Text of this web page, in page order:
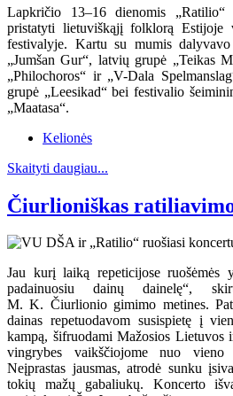
Lapkričio 13–16 dienomis „Ratilio“
pristatyti lietuviškąjį folklorą Estijoje
festivalyje. Kartu su mumis
„Jumšan Gur“, latvių grupė „Teikas
„Philochoros“ ir „V-Dala
grupė „Leesikad“ bei festivalio
„Maatasa“.
Kelionės
Skaityti daugiau...
Čiurlioniškas
Jau kurį laiką repeticijose ruošėmės
padainuosiu dainų dainelę“,
M. K. Čiurlionio gimimo metines.
dainas repetuodavom susispietę į
kampą, šifruodami Mažosios Lietuvos
vingrybes vaikščiojome nuo
Neįprastas jausmas, atrodė sunku
tokių mažų gabaliukų. Koncerto